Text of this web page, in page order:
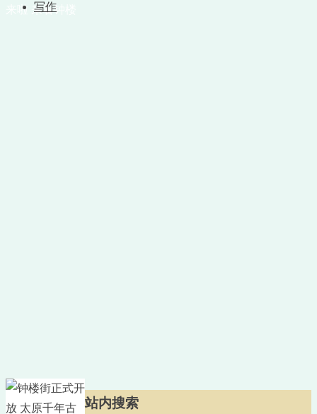
写作
来啦 来看钟楼
站内搜索